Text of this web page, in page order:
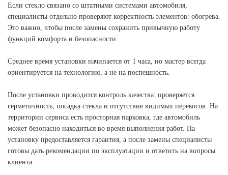
Если стекло связано со штатными системами автомобиля,
специалисты отдельно проверяют корректность элементов: обогрева.
Это важно, чтобы после замены сохранить привычную работу
функций комфорта и безопасности.
Среднее время установки начинается от 1 часа, но мастер всегда
ориентируется на технологию, а не на поспешность.
После установки проводится контроль качества: проверяется
герметичность, посадка стекла и отсутствие видимых перекосов. На
территории сервиса есть просторная парковка, где автомобиль
может безопасно находиться во время выполнения работ. На
установку предоставляется гарантия, а после замены специалисты
готовы дать рекомендации по эксплуатации и ответить на вопросы
клиента.